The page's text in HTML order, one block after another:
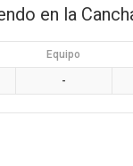
en la
Equipo
-